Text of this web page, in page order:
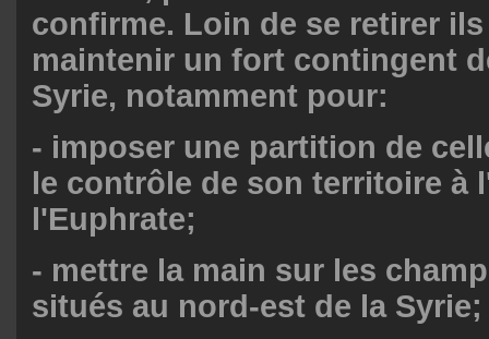
confirme. Loin de se retirer
maintenir un fort contingent
Syrie, notamment pour:
- imposer une partition de
le contrôle de son territoire à
l'Euphrate;
- mettre la main sur les
situés au nord-est de la Syrie;